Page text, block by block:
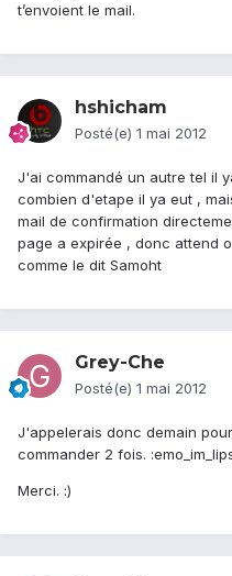
t’envoient le mail.
hshicham
Posté(e) 1 mai 2012
J'ai commandé un autre tel il
combien d'etape il ya eut ,
mail de confirmation
page a expirée , donc attend
comme le dit Samoht
Grey-Che
Posté(e) 1 mai 2012
J'appelerais donc demain
commander 2 fois.
Merci. :)